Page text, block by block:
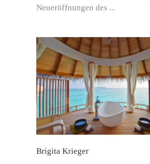
Neueröffnungen des
Brigita Krieger